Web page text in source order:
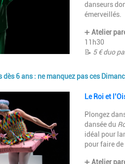
danseurs
émerveillés.
➕ Atelier
11h30
📝 5 €duo
6 ans : ne manquez pas ces
Description
Le Roi et
Plongez
dansée du
idéal pour
pour faire
➕ Atelier